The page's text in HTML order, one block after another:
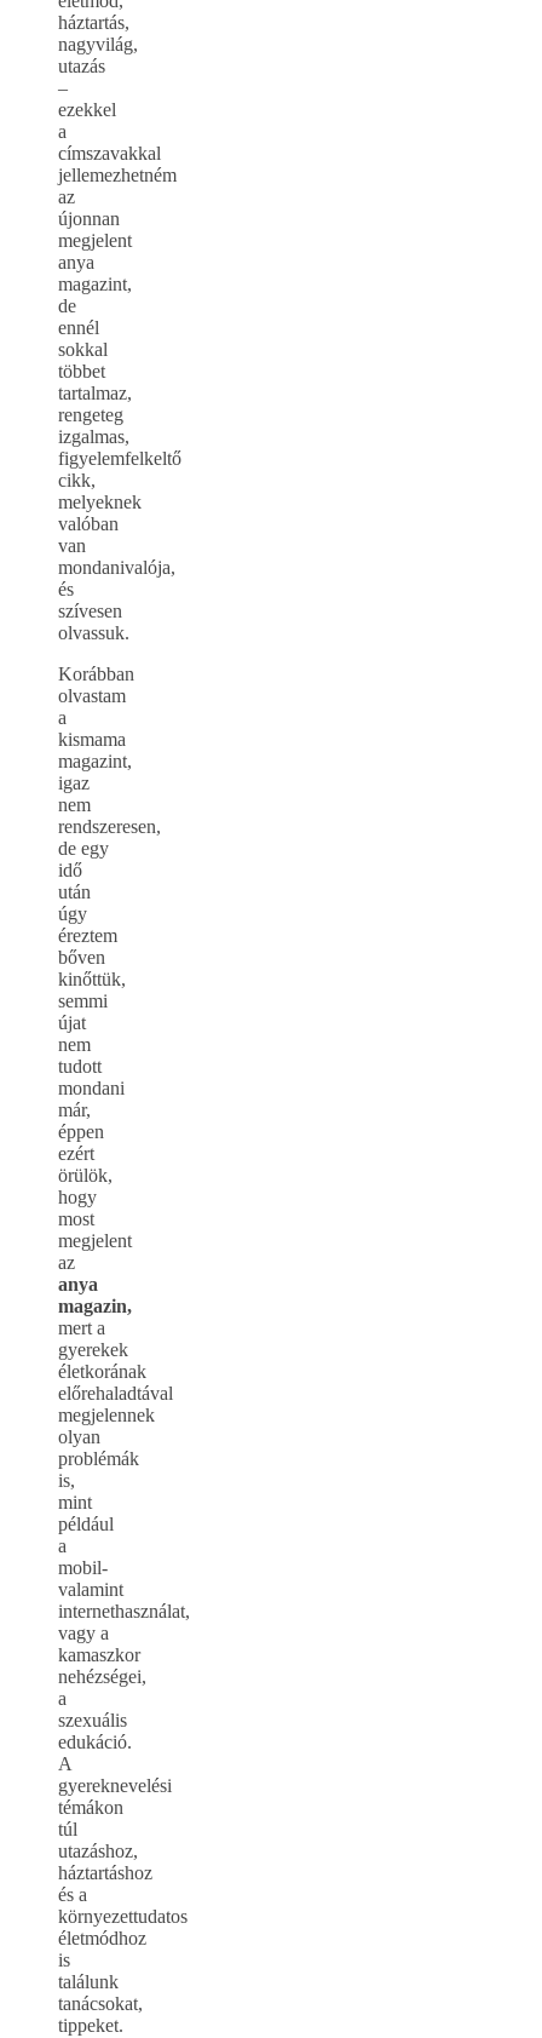
háztartás,
nagyvilág,
utazás
–
ezekkel
a
címszavakkal
jellemezhetném
az
újonnan
megjelent
anya
magazint,
de
ennél
sokkal
többet
tartalmaz,
rengeteg
izgalmas,
figyelemfelkeltő
cikk,
melyeknek
valóban
van
mondanivalója,
és
szívesen
olvassuk.
Korábban
olvastam
a
kismama
magazint,
igaz
nem
rendszeresen,
de egy
idő
után
úgy
éreztem
bőven
kinőttük,
semmi
újat
nem
tudott
mondani
már,
éppen
ezért
örülök,
hogy
most
megjelent
az
anya
magazin,
mert a
gyerekek
életkorának
előrehaladtával
megjelennek
olyan
problémák
is,
mint
például
a
mobil-
valamint
internethasználat,
vagy a
kamaszkor
nehézségei,
a
szexuális
edukáció.
A
gyereknevelési
témákon
túl
utazáshoz,
háztartáshoz
és a
környezettudatos
életmódhoz
is
találunk
tanácsokat,
tippeket.